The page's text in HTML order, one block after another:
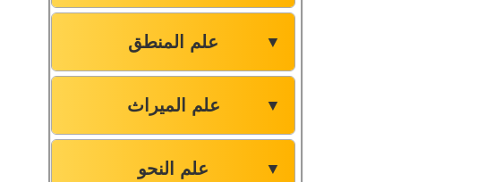
علم المنطق ▼
علم المیراث ▼
علم النحو ▼